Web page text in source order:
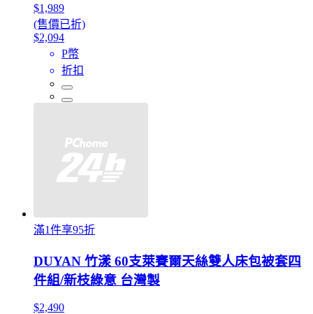
$1,989
(售價已折)
$2,094
P幣
折扣
滿1件享95折
DUYAN 竹漾 60支萊賽爾天絲雙人床包被套四
件組/新枝綠意 台灣製
$2,490